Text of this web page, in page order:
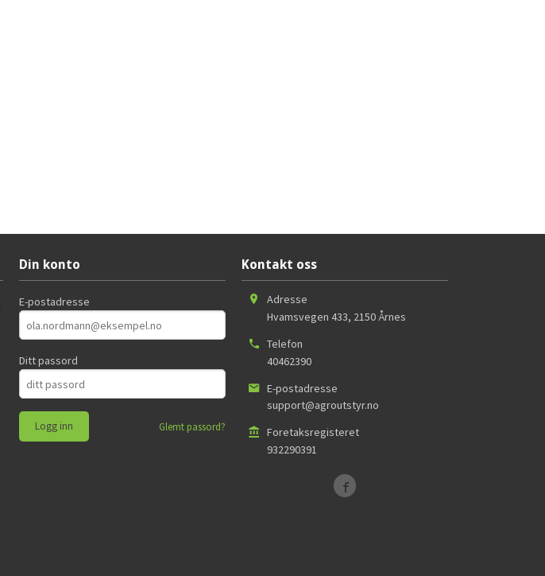
Din konto
E-postadresse
Ditt passord
Glemt passord?
Kontakt oss
Adresse
Hvamsvegen 433, 2150Årnes
Telefon
40462390
E-postadresse
support@agroutstyr.no
Foretaksregisteret
932290391